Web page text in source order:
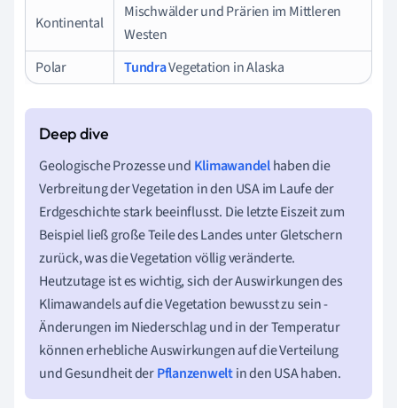
Kontinental
Mischwälder und Prärien im Mittleren
Westen
Polar
TundraVegetation in Alaska
Geologische Prozesse und Klimawandelhaben die
Verbreitung der Vegetation in den USA im Laufe der
Erdgeschichte stark beeinflusst. Die letzte Eiszeit zum
Beispiel ließ große Teile des Landes unter Gletschern
zurück, was die Vegetation völlig veränderte.
Heutzutage ist es wichtig, sich der Auswirkungen des
Klimawandels auf die Vegetation bewusst zu sein -
Änderungen im Niederschlag und in der Temperatur
können erhebliche Auswirkungen auf die Verteilung
und Gesundheit derPflanzenweltin den USA haben.